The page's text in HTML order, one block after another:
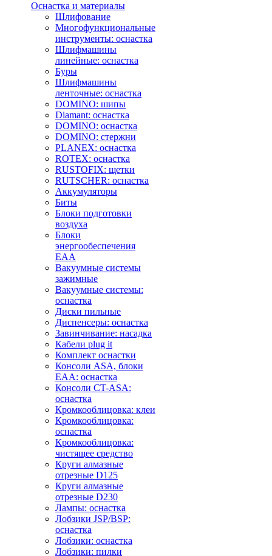
Оснастка и материалы
Шлифование
Многофункциональные
инструменты: оснастка
Шлифмашины
линейные: оснастка
Буры
Шлифмашины
ленточные: оснастка
DOMINO: шипы
Diamant: оснастка
DOMINO: оснастка
DOMINO: стержни
PLANEX: оснастка
ROTEX: оснастка
RUSTOFIX: щетки
RUTSCHER: оснастка
Аккумуляторы
Биты
Блоки подготовки
воздуха
Блоки
энергообеспечения
EAA
Вакуумные системы
зажимные
Вакуумные системы:
оснастка
Диски пильные
Диспенсеры: оснастка
Завинчивание: насадка
Кабели plug it
Комплект оснастки
Консоли ASA, блоки
EAA: оснастка
Консоли CT-ASA:
оснастка
Кромкооблицовка: клеи
Кромкооблицовка:
оснастка
Кромкооблицовка:
чистящее средство
Круги алмазные
отрезные D125
Круги алмазные
отрезные D230
Лампы: оснастка
Лобзики JSP/BSP:
оснастка
Лобзики: оснастка
Лобзики: пилки